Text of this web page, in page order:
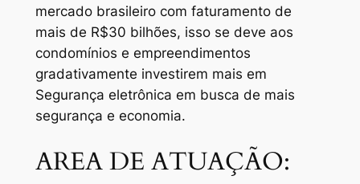
mercado brasileiro com faturamento de
mais de R$30 bilhões, isso se deve aos
condomínios e empreendimentos
gradativamente investirem mais em
Segurança eletrônica em busca de mais
segurança e economia.
AREA DE ATUAÇÃO: